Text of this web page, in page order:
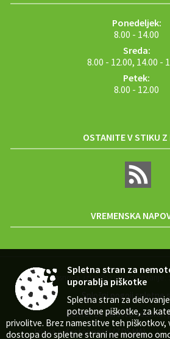
Ponedeljek:
8.00 - 14.00
Sreda:
8.00 - 12.00, 14.00 -
Petek:
8.00 - 12.00
OSTANITE V STIKU Z
VREMENSKA
Zasnova, izvedba in vzdrževanje:
Center za varstvo osebnih
Izjava o dostopnosti (ZDSMA) |
Spletna stran za
uporablja piškotke
Spletna stran za
potrebne piškotke, za
privolitve. Brez namestitve teh piškotkov,
dostopa do spletne strani ne moremo